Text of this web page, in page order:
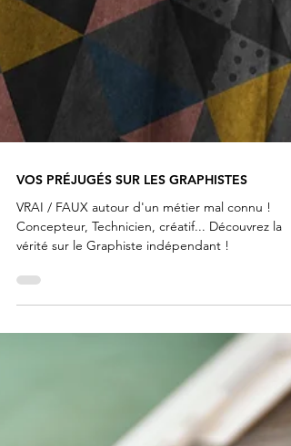
VRAI / FAUX autour d'un métier mal connu !
Concepteur, Technicien, créatif... Découvrez la
vérité sur le Graphiste indépendant !